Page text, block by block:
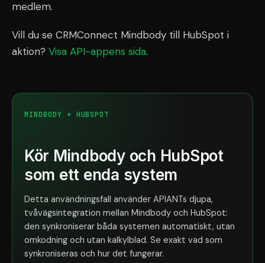
medlem.
Vill du se CRMConnect Mindbody till HubSpot i
aktion? Visa API-appens sida.
MINDBODY + HUBSPOT
Kör Mindbody och HubSpot
som ett enda system
Detta användningsfall använder APIANTs djupa,
tvåvägsintegration mellan Mindbody och HubSpot:
den synkroniserar båda systemen automatiskt, utan
omkodning och utan kalkylblad. Se exakt vad som
synkroniseras och hur det fungerar.